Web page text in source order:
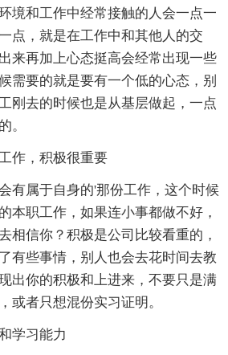
境和工作中经常接触的人会一点一
点，就是在工作中和其他人的交
来再加上心态挺高会经常出现一些
需要的就是要有一个低的心态，别
刚去的时候也是从基层做起，一点
。
作，积极很重要
有属于自身的'那份工作，这个时候
本职工作，如果连小事都做不好，
相信你？积极是公司比较看重的，
有些事情，别人也会去花时间去教
出你的积极和上进来，不要只是满
或者只想混份实习证明。
学习能力